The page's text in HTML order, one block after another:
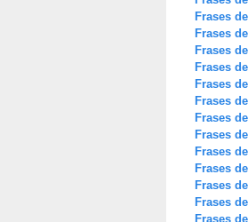
Frases
Frases
Frases
Frases
Frases
Frases
Frases
Frases
Frases
Frases
Frases
Frases
Frases